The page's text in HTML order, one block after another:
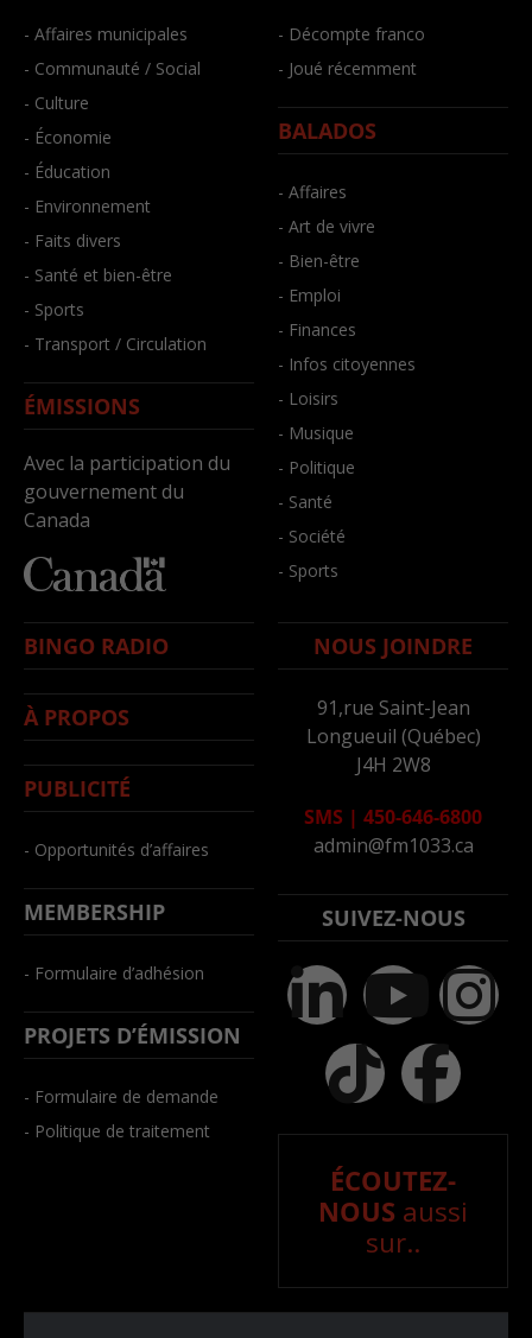
- Affaires municipales
- Communauté / Social
- Culture
- Économie
- Éducation
- Environnement
- Faits divers
- Santé et bien-être
- Sports
- Transport / Circulation
ÉMISSIONS
Avec la participation du
gouvernement du
Canada
- Décompte franco
- Joué récemment
BALADOS
- Affaires
- Art de vivre
- Bien-être
- Emploi
- Finances
- Infos citoyennes
- Loisirs
- Musique
- Politique
- Santé
- Société
- Sports
BINGO RADIO
À PROPOS
PUBLICITÉ
- Opportunités d’affaires
MEMBERSHIP
- Formulaire d’adhésion
PROJETS D’ÉMISSION
- Formulaire de demande
- Politique de traitement
NOUS JOINDRE
91,rue Saint-Jean
Longueuil (Québec)
J4H 2W8
SMS | 450-646-6800
admin@fm1033.ca
SUIVEZ-NOUS
ÉCOUTEZ-
NOUS aussi
sur..